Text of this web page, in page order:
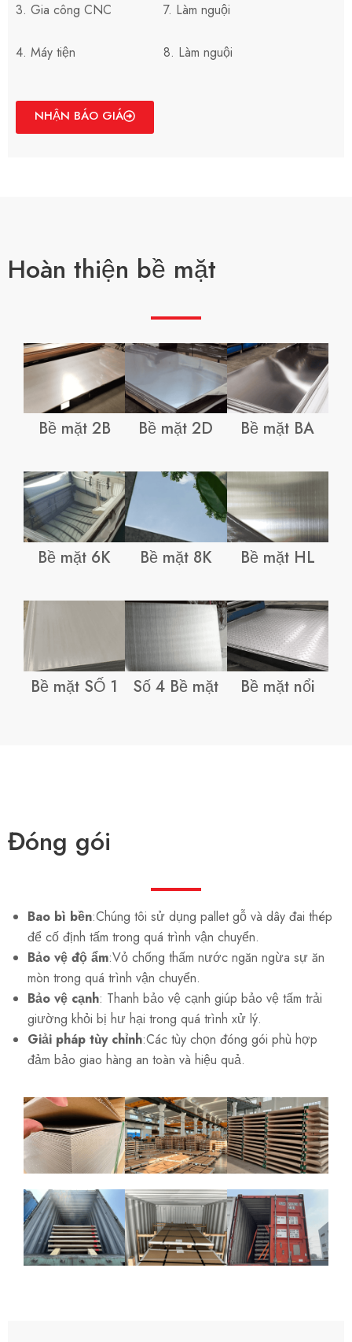
3. Gia công CNC
4. Máy tiện
7. Làm nguội
8. Làm nguội
NHẬN BÁO GIÁ
Hoàn thiện bề mặt
Bề mặt 2B Bề mặt 2D Bề mặt BA
Bề mặt 6K Bề mặt 8K Bề mặt HL
Bề mặt SỐ 1 Số 4 Bề mặt Bề mặt nổi
Đóng gói
Bao bì bền:Chúng tôi sử dụng pallet gỗ và dây đai thép
để cố định tấm trong quá trình vận chuyển.
Bảo vệ độ ẩm:Vỏ chống thấm nước ngăn ngừa sự ăn
mòn trong quá trình vận chuyển.
Bảo vệ cạnh: Thanh bảo vệ cạnh giúp bảo vệ tấm trải
giường khỏi bị hư hại trong quá trình xử lý.
Giải pháp tùy chỉnh:Các tùy chọn đóng gói phù hợp
đảm bảo giao hàng an toàn và hiệu quả.